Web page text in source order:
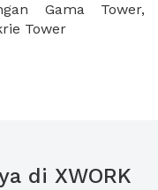
Tower
di XWORK